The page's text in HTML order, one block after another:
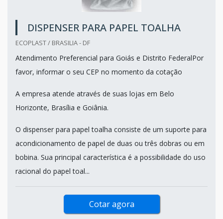
DISPENSER PARA PAPEL TOALHA
ECOPLAST / BRASILIA - DF
Atendimento Preferencial para Goiás e Distrito FederalPor
favor, informar o seu CEP no momento da cotação
A empresa atende através de suas lojas em Belo
Horizonte, Brasília e Goiânia.
O dispenser para papel toalha consiste de um suporte para
acondicionamento de papel de duas ou três dobras ou em
bobina. Sua principal característica é a possibilidade do uso
racional do papel toal...
Cotar agora